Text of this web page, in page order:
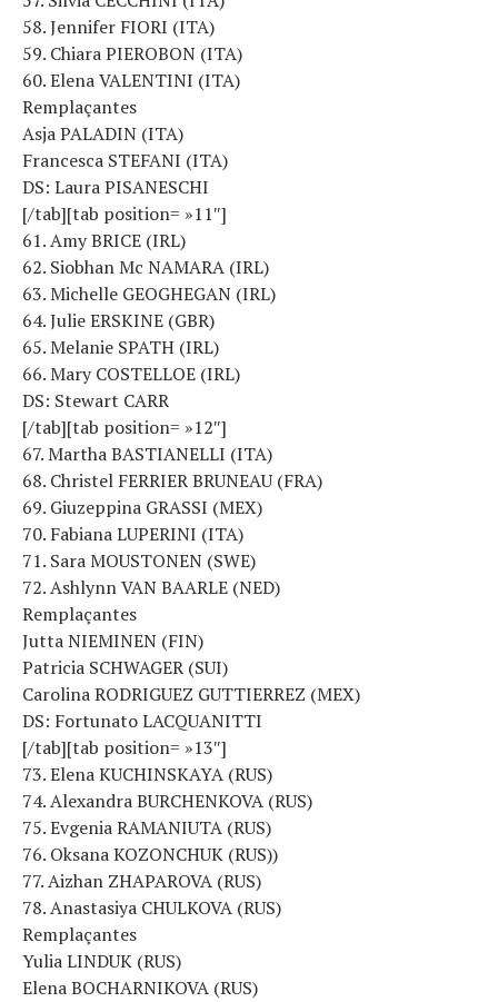
58. Jennifer FIORI (ITA)
59. Chiara PIEROBON (ITA)
60. Elena VALENTINI (ITA)
Remplaçantes
Asja PALADIN (ITA)
Francesca STEFANI (ITA)
DS: Laura PISANESCHI
[/tab][tab position= »11″]
61. Amy BRICE (IRL)
62. Siobhan Mc NAMARA (IRL)
63. Michelle GEOGHEGAN (IRL)
64. Julie ERSKINE (GBR)
65. Melanie SPATH (IRL)
66. Mary COSTELLOE (IRL)
DS: Stewart CARR
[/tab][tab position= »12″]
67. Martha BASTIANELLI (ITA)
68. Christel FERRIER BRUNEAU (FRA)
69. Giuzeppina GRASSI (MEX)
70. Fabiana LUPERINI (ITA)
71. Sara MOUSTONEN (SWE)
72. Ashlynn VAN BAARLE (NED)
Remplaçantes
Jutta NIEMINEN (FIN)
Patricia SCHWAGER (SUI)
Carolina RODRIGUEZ GUTTIERREZ (MEX)
DS: Fortunato LACQUANITTI
[/tab][tab position= »13″]
73. Elena KUCHINSKAYA (RUS)
74. Alexandra BURCHENKOVA (RUS)
75. Evgenia RAMANIUTA (RUS)
76. Oksana KOZONCHUK (RUS))
77. Aizhan ZHAPAROVA (RUS)
78. Anastasiya CHULKOVA (RUS)
Remplaçantes
Yulia LINDUK (RUS)
Elena BOCHARNIKOVA (RUS)